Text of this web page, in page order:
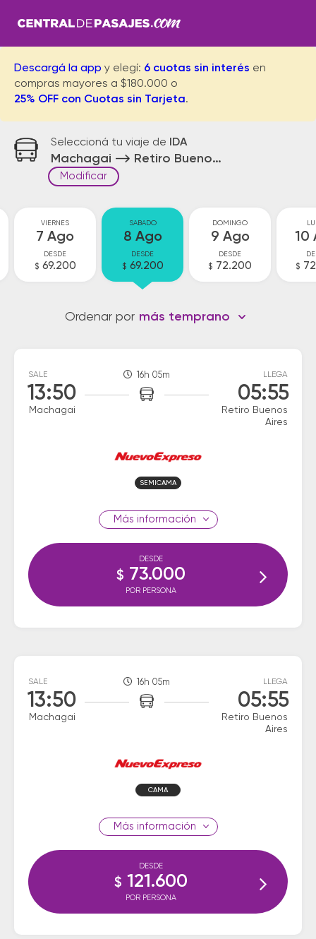
Descargá la app y elegí: 6 cuotas sin interés en
compras mayores a $180.000 o
25% OFF con Cuotas sin Tarjeta.
Seleccioná tu viaje de IDA
Machagai Retiro Buenos Aires
Modificar
VIERNES
7 Ago
DESDE
$ 69.200
SABADO
8 Ago
DESDE
$ 69.200
DOMINGO
9 Ago
DESDE
$ 72.200
10
$
Ordenar por más temprano
SALE
13:50
Machagai
16h 05m LLEGA
05:55
Retiro Buenos
Aires
SEMICAMA
información
DESDE
$ 73.000
POR PERSONA
SALE
13:50
Machagai
16h 05m LLEGA
05:55
Retiro Buenos
Aires
CAMA
información
DESDE
$ 121.600
POR PERSONA